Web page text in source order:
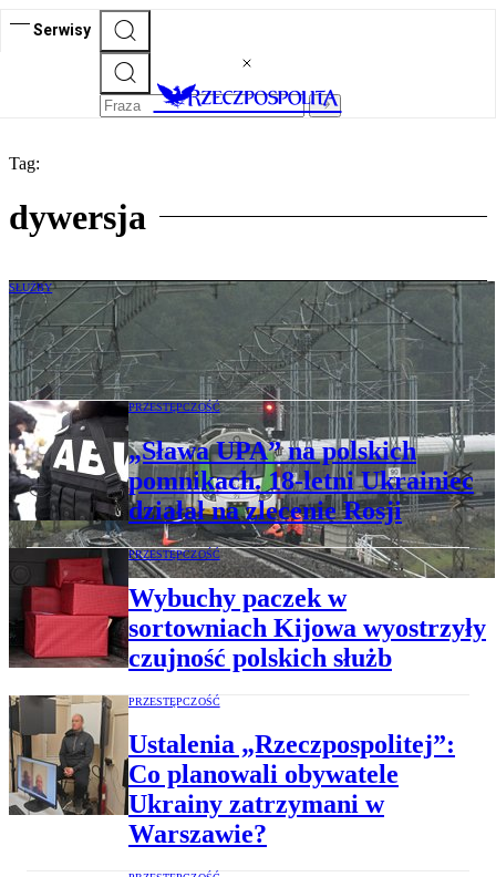
Serwisy
Tag:
dywersja
SŁUŻBY
Dzisiejszy sabotażysta to najemnik z
internetowej łapanki
PRZESTĘPCZOŚĆ
„Sława UPA” na polskich
pomnikach. 18-letni Ukrainiec
działał na zlecenie Rosji
PRZESTĘPCZOŚĆ
Wybuchy paczek w
sortowniach Kijowa wyostrzyły
czujność polskich służb
PRZESTĘPCZOŚĆ
Ustalenia „Rzeczpospolitej”:
Co planowali obywatele
Ukrainy zatrzymani w
Warszawie?